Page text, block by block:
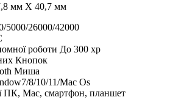
мм X 40,7 мм
5000/26000/42000
роботи До 300 хр
Кнопок
Миша
8/10/11/Mac Os
ПК, Mac, смартфон, планшет